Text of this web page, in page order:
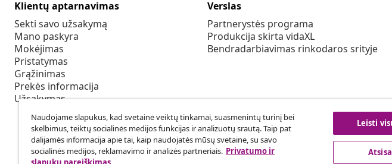
Klientų aptarnavimas
Sekti savo užsakymą
Mano paskyra
Mokėjimas
Pristatymas
Grąžinimas
Prekės informacija
Užsakymas
Verslas
Partnerystės programa
Produkcija skirta vidaXL
Bendradarbiavimas rinkodaros srityje
Naudojame slapukus, kad svetainė veiktų tinkamai, suasmenintų turinį bei
skelbimus, teiktų socialinės medijos funkcijas ir analizuotų srautą. Taip pat
dalijamės informacija apie tai, kaip naudojatės mūsų svetaine, su savo
socialinės medijos, reklamavimo ir analizės partneriais. Privatumo ir
Leisti